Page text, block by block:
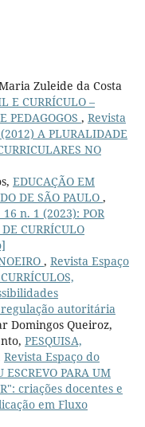
Zuleide da Costa
E CURRÍCULO –
PEDAGOGOS , Revista
A PLURALIDADE
NO
EDUCAÇÃO EM
DE SÃO PAULO ,
n. 1 (2023): POR
CURRÍCULO
, Revista Espaço
autoritária
Domingos Queiroz,
PESQUISA,
Revista Espaço do
PARA UM
criações docentes e
em Fluxo